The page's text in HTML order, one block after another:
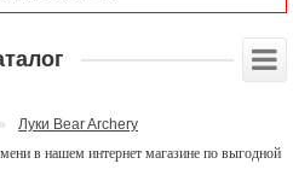
»
Луки Bear Archery
в нашем интернет магазине по выгодной